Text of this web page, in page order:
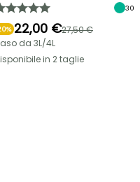
30
22,00 €27,50 €
da 3L/4L
in 2 taglie